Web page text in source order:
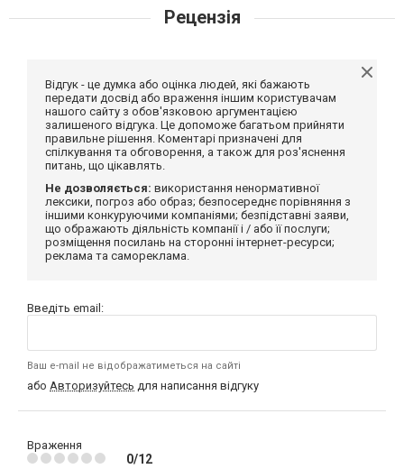
Рецензія
Відгук - це думка або оцінка людей, які бажають
передати досвід або враження іншим користувачам
нашого сайту з обов'язковою аргументацією
залишеного відгука. Це допоможе багатьом прийняти
правильне рішення. Коментарі призначені для
спілкування та обговорення, а також для роз'яснення
питань, що цікавлять.
Не дозволяється: використання ненормативної
лексики, погроз або образ; безпосереднє порівняння з
іншими конкуруючими компаніями; безпідставні заяви,
що ображають діяльність компанії і / або її послуги;
розміщення посилань на сторонні інтернет-ресурси;
реклама та самореклама.
Введіть email:
Ваш e-mail не відображатиметься на сайті
або Авторизуйтесь для написання відгуку
Враження
0/12